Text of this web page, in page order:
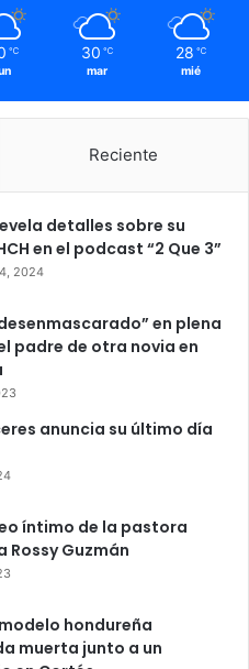
℃ 30 ℃
mar
28 ℃
mié
Reciente
detalles sobre su
en el podcast “2 Que 3”
2024
en plena
padre de otra novia en
anuncia su último día
íntimo de la pastora
Rossy Guzmán
hondureña
muerta junto a un